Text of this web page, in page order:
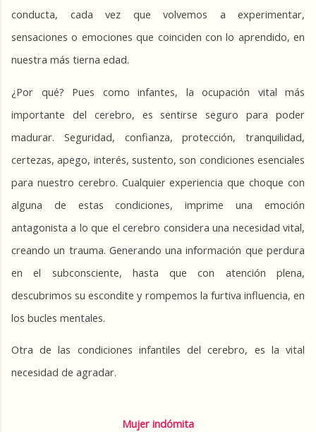
conducta, cada vez que volvemos a experimentar,
sensaciones o emociones que coinciden con lo aprendido, en
nuestra más tierna edad.
¿Por qué? Pues como infantes, la ocupación vital más
importante del cerebro, es sentirse seguro para poder
madurar. Seguridad, confianza, protección, tranquilidad,
certezas, apego, interés, sustento, son condiciones esenciales
para nuestro cerebro. Cualquier experiencia que choque con
alguna de estas condiciones, imprime una emoción
antagonista a lo que el cerebro considera una necesidad vital,
creando un trauma. Generando una información que perdura
en el subconsciente, hasta que con atención plena,
descubrimos su escondite y rompemos la furtiva influencia, en
los bucles mentales.
Otra de las condiciones infantiles del cerebro, es la vital
necesidad de agradar.
Mujer indómita